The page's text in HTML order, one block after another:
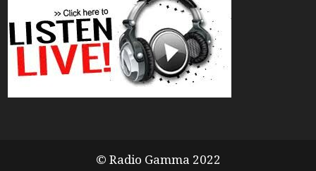
© Radio Gamma 2022